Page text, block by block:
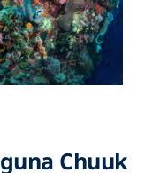
Chuuk